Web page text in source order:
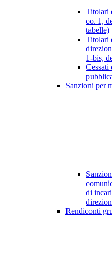
Titolari
co. 1,
tabelle)
Titolari
1-bis,
Cessati
Sanzioni per
di
Rendiconti